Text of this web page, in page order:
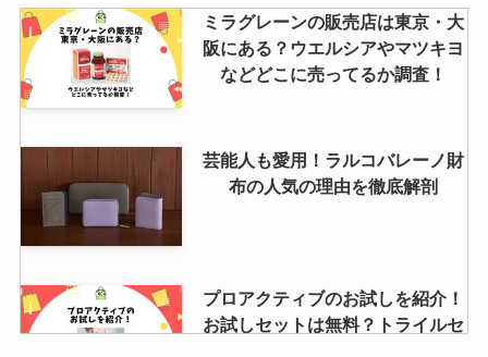
ミラグレーンの販売店は東京・大
阪にある？ウエルシアやマツキヨ
などどこに売ってるか調査！
芸能人も愛用！ラルコバレーノ財
布の人気の理由を徹底解剖
プロアクティブのお試しを紹介！
お試しセットは無料？トライルセ